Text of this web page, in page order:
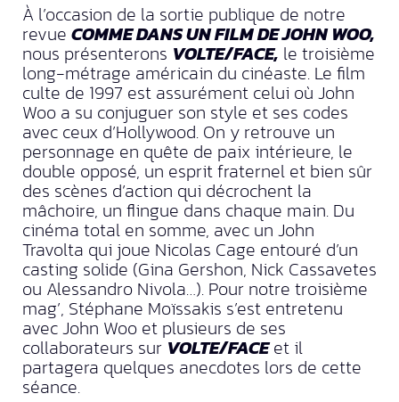
À l’occasion de la sortie publique de notre
revue COMME DANS UN FILM DE JOHN WOO,
nous présenterons VOLTE/FACE, le troisième
long-métrage américain du cinéaste. Le film
culte de 1997 est assurément celui où John
Woo a su conjuguer son style et ses codes
avec ceux d’Hollywood. On y retrouve un
personnage en quête de paix intérieure, le
double opposé, un esprit fraternel et bien sûr
des scènes d’action qui décrochent la
mâchoire, un flingue dans chaque main. Du
cinéma total en somme, avec un John
Travolta qui joue Nicolas Cage entouré d’un
casting solide (Gina Gershon, Nick Cassavetes
ou Alessandro Nivola…). Pour notre troisième
mag’, Stéphane Moïssakis s’est entretenu
avec John Woo et plusieurs de ses
collaborateurs sur VOLTE/FACEet il
partagera quelques anecdotes lors de cette
séance.